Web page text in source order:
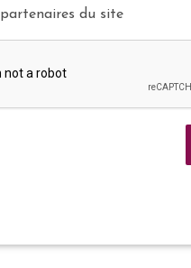
partenaires du site